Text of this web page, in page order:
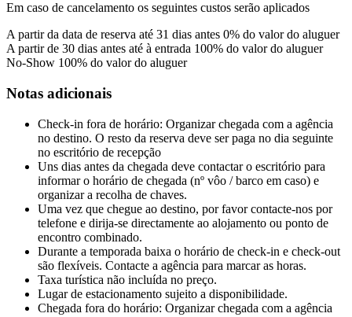
Em caso de cancelamento os seguintes custos serão aplicados
A partir da data de reserva até 31 dias antes 0% do valor do aluguer
A partir de 30 dias antes até à entrada 100% do valor do aluguer
No-Show 100% do valor do aluguer
Notas adicionais
Check-in fora de horário: Organizar chegada com a agência
no destino. O resto da reserva deve ser paga no dia seguinte
no escritório de recepção
Uns dias antes da chegada deve contactar o escritório para
informar o horário de chegada (nº vôo / barco em caso) e
organizar a recolha de chaves.
Uma vez que chegue ao destino, por favor contacte-nos por
telefone e dirija-se directamente ao alojamento ou ponto de
encontro combinado.
Durante a temporada baixa o horário de check-in e check-out
são flexíveis. Contacte a agência para marcar as horas.
Taxa turística não incluída no preço.
Lugar de estacionamento sujeito a disponibilidade.
Chegada fora do horário: Organizar chegada com a agência